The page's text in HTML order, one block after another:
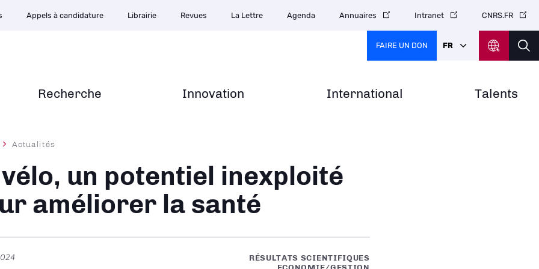
Recherche Innovation International Talents
Appels à candidature Librairie Revues La Lettre Agenda Annuaires Intranet CNRS.FR
FAIRE UN DON FR
Actualités
vélo, un potentiel inexploité
améliorer la santé
RÉSULTATS SCIENTIFIQUES